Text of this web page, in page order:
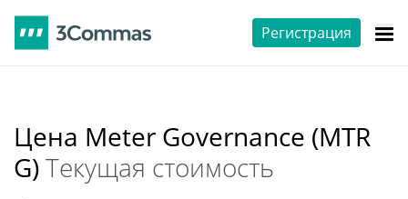
Регистрация
Цена Meter Governance (MTR
G)Текущая стоимость